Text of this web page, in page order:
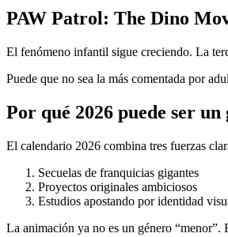
PAW Patrol: The Dino
El fenómeno infantil sigue creciendo. La
Puede que no sea la más comentada por
Por qué 2026 puede ser
El calendario 2026 combina tres fuerzas
Secuelas de franquicias gigantes
Proyectos originales ambiciosos
Estudios apostando por identidad
La animación ya no es un género “menor”.